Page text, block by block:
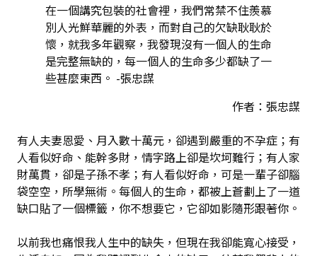
在一個講究包裝的社會裡，我們常禁不住羨慕
別人光鮮華麗的外表，而對自己的欠缺耿耿於
懷，就我多年觀察，我發現沒有一個人的生命
是完整無缺的，每一個人的生命多少都缺了一
些甚麼東西。 -張忠謀
作者：張忠謀
有人夫妻恩愛、月入數十萬元，卻遇到嚴重的不孕症；有
人看似好命、能幹多財，情字路上卻是坎坷難行；有人家
財萬貫，卻是子孫不孝；有人看似好命，可是一輩子卻腦
袋空空，所學無術。每個人的生命，都被上蒼劃上了一道
缺口貼了一個標籤，你不想要它，它卻如影隨形跟著你。
以前我也痛恨我人生中的缺失，但現在我卻能寬心接受，